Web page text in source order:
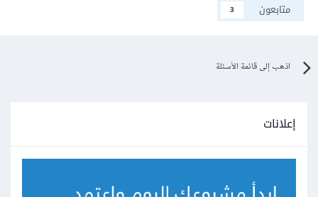
متابعون
3
اذهب إلى قائمة الأسئلة
إعلانات